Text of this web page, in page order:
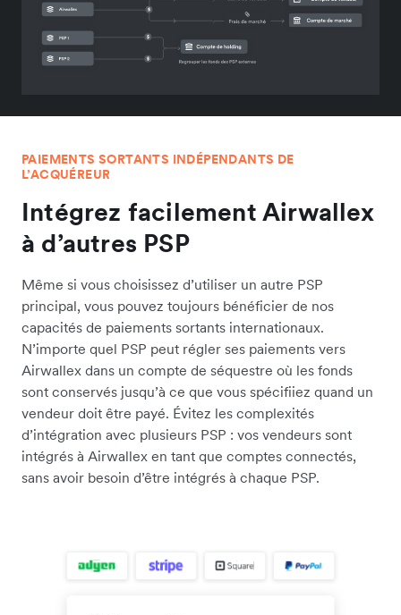
PAIEMENTS SORTANTS INDÉPENDANTS DE
L’ACQUÉREUR
Intégrez facilement Airwallex
à d’autres PSP
Même si vous choisissez d’utiliser un autre PSP
principal, vous pouvez toujours bénéficier de nos
capacités de paiements sortants internationaux.
N’importe quel PSP peut régler ses paiements vers
Airwallex dans un compte de séquestre où les fonds
sont conservés jusqu’à ce que vous spécifiiez quand un
vendeur doit être payé. Évitez les complexités
d’intégration avec plusieurs PSP : vos vendeurs sont
intégrés à Airwallex en tant que comptes connectés,
sans avoir besoin d’être intégrés à chaque PSP.